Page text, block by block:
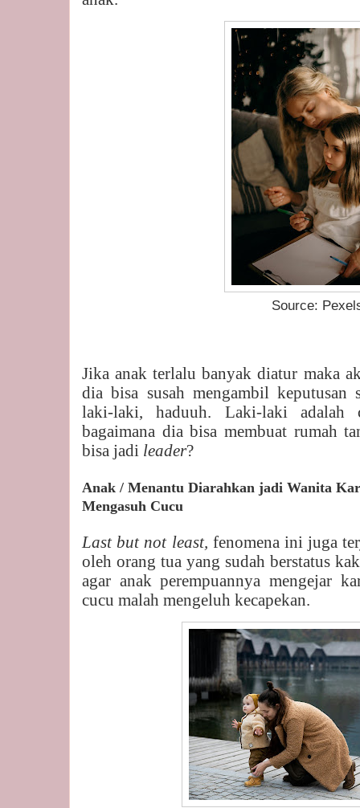
Source:
Jika anak terlalu banyak diatur maka
dia bisa susah mengambil
laki-laki, haduuh. Laki-laki adalah
bagaimana dia bisa membuat rumah
bisa jadi leader?
Anak / Menantu Diarahkan jadi Wanita
Mengasuh Cucu
Last but not least, fenomena ini juga
oleh orang tua yang sudah berstatus
agar anak perempuannya mengejar
cucu malah mengeluh kecapekan.